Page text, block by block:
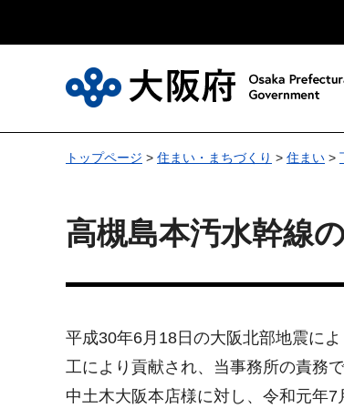
トップページ > 住まい・まちづくり > 住まい >
高槻島本汚水幹線
平成30年6月18日の大阪北部地震に
工により貢献され、当事務所の責務
中土木大阪本店様に対し、令和元年7